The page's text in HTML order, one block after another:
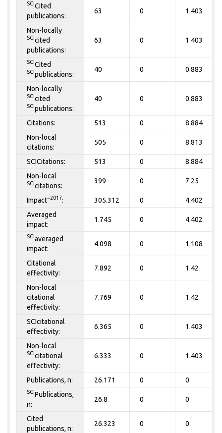
SCI Cited
publications:
63 0 1.403
Non-locally
SCI cited
publications:
63 0 1.403
SCI Cited
SCI publications:
40 0 0.883
Non-locally
SCI cited
SCI publications:
40 0 0.883
Citations: 513 0
8.884
Non-local
citations:
505 0 8.813
SCICitations: 513 0
8.884
Non-local
SCI citations:
399 0 7.25
Impact~2017: 305.312 0
4.402
Averaged
impact:
1.745 0 4.402
SCI averaged
impact:
4.098 0 1.108
Citational
effectivity:
7.892 0 1.42
Non-local
citational
effectivity:
7.769 0 1.42
SCIcitational
effectivity:
6.365 0 1.403
Non-local
SCI citational
effectivity:
6.333 0 1.403
Publications, n: 26.171 0 0
SCI Publications,
n:
26.8 0 0
Cited
publications, n:
26.323 0 0